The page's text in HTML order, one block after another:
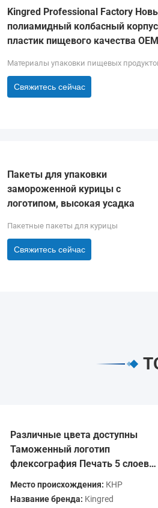
Kingred Professional Factory
полиамидный колбасный корпус
пластик пищевого качества OEM
Материалы упаковки пищевых
Свяжитесь сейчас
Пакеты для упаковки
замороженной курицы с
логотипом, высокая усадка
Пакетные пакеты для курицы
Свяжитесь сейчас
Различные цвета доступны
Таможенный логотип
флексография Печать 5 слоев
Место происхождения: КНР
Название бренда: Kingred